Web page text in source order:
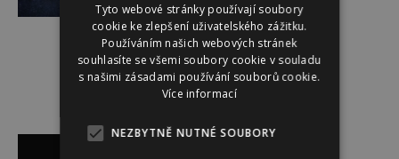
Reklama
Tyto webové stránky používají soubory
cookie ke zlepšení uživatelského zážitku.
Používáním našich webových stránek
souhlasíte se všemi soubory cookie v souladu
s našimi zásadami používání souborů cookie.
Více informací
NEZBYTNĚ NUTNÉ SOUBORY